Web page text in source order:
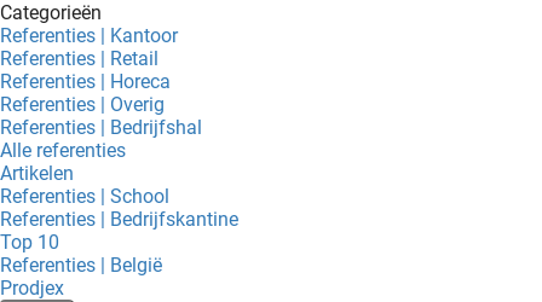
Categorieën
Referenties | Kantoor
Referenties | Retail
Referenties | Horeca
Referenties | Overig
Referenties | Bedrijfshal
Alle referenties
Artikelen
Referenties | School
Referenties | Bedrijfskantine
Top 10
Referenties | België
Prodjex